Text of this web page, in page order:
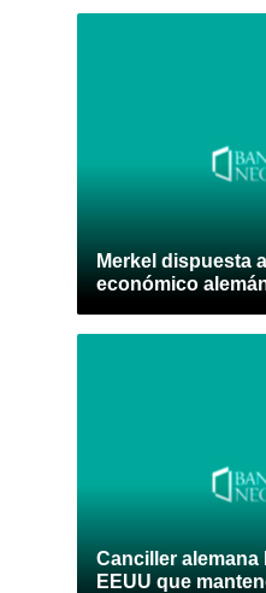
Merkel dispuesta
económico
Canciller alemana
EEUU que